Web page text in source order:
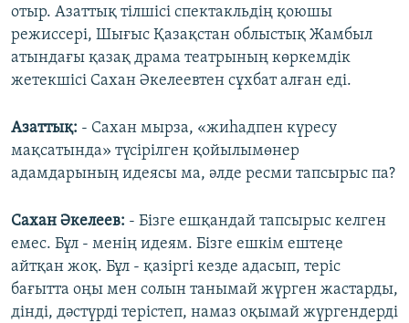
отыр. Азаттық тілшісі спектакльдің қоюшы
режиссері, Шығыс Қазақстан облыстық Жамбыл
атындағы қазақ драма театрының көркемдік
жетекшісі Сахан Әкелеевтен сұхбат алған еді.
Азаттық: - Сахан мырза, «жиһадпен күресу
мақсатында» түсірілген қойылымөнер
адамдарының идеясы ма, әлде ресми тапсырыс па?
Сахан Әкелеев: - Бізге ешқандай тапсырыс келген
емес. Бұл - менің идеям. Бізге ешкім ештеңе
айтқан жоқ. Бұл - қазіргі кезде адасып, теріс
бағытта оңы мен солын танымай жүрген жастарды,
дінді, дәстүрді терістеп, намаз оқымай жүргендерді